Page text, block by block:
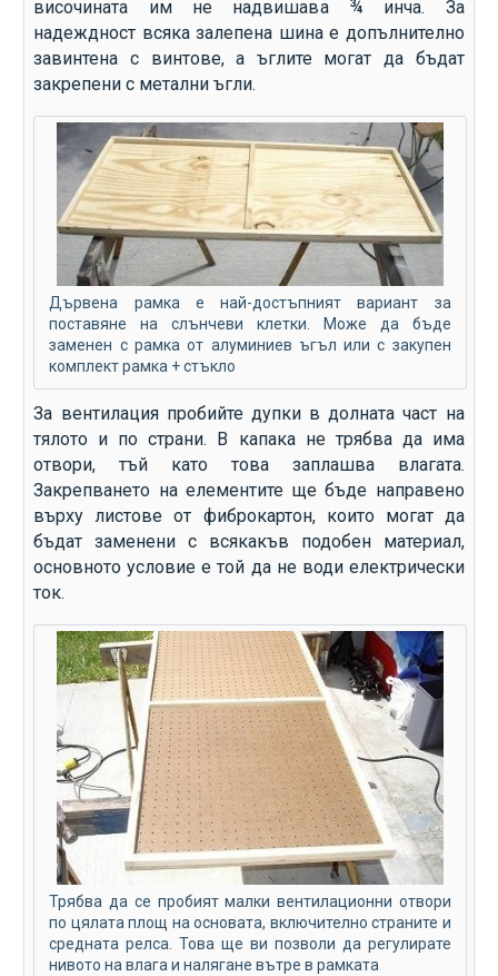
височината им не надвишава ¾ инча. За
надеждност всяка залепена шина е допълнително
завинтена с винтове, а ъглите могат да бъдат
закрепени с метални ъгли.
Дървена рамка е най-достъпният вариант за
поставяне на слънчеви клетки. Може да бъде
заменен с рамка от алуминиев ъгъл или с закупен
комплект рамка + стъкло
За вентилация пробийте дупки в долната част на
тялото и по страни. В капака не трябва да има
отвори, тъй като това заплашва влагата.
Закрепването на елементите ще бъде направено
върху листове от фиброкартон, които могат да
бъдат заменени с всякакъв подобен материал,
основното условие е той да не води електрически
ток.
Трябва да се пробият малки вентилационни отвори
по цялата площ на основата, включително страните и
средната релса. Това ще ви позволи да регулирате
нивото на влага и налягане вътре в рамката